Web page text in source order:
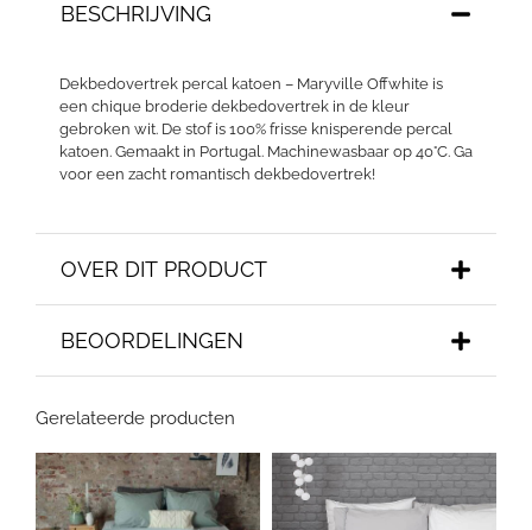
BESCHRIJVING
Dekbedovertrek percal katoen – Maryville Offwhite is
een chique broderie dekbedovertrek in de kleur
gebroken wit. De stof is 100% frisse knisperende percal
katoen. Gemaakt in Portugal. Machinewasbaar op 40°C. Ga
voor een zacht romantisch dekbedovertrek!
OVER DIT PRODUCT
BEOORDELINGEN
Gerelateerde producten